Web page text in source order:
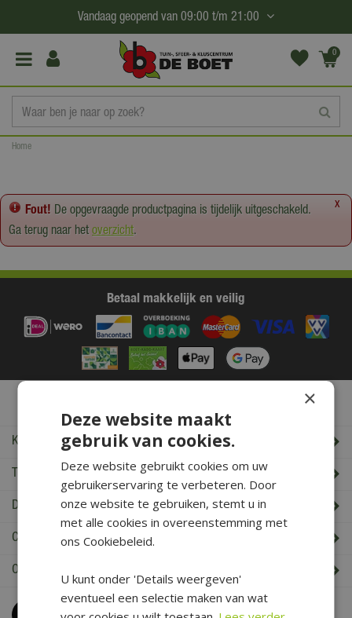
a
Home
Vandaag geopend van 09:00 t/m 21:00
0
(€0,
x
Fout! De opgevraagde productpagina is tijdelijk uitgeschakeld.
Ga terug naar hetoverzicht.
Betaal makkelijk en veilig
Klantenservice
Tuincentrum De Boet
De Boet klantenkaart
Cadeaukaart saldo check
Openingstijden & Contact
Bel0226 352 197
×
Deze website maakt
gebruik van cookies.
Deze website gebruikt cookies om uw
gebruikerservaring te verbeteren. Door
onze website te gebruiken, stemt u in
met alle cookies in overeenstemming met
ons Cookiebeleid.
U kunt onder 'Details weergeven'
eventueel een selectie maken van wat